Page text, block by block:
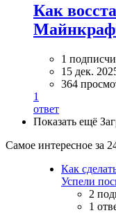
Как
1
15 дек.
364
1
ответ
Показать ещё
Самое интересное за
Как
Успели
2
1